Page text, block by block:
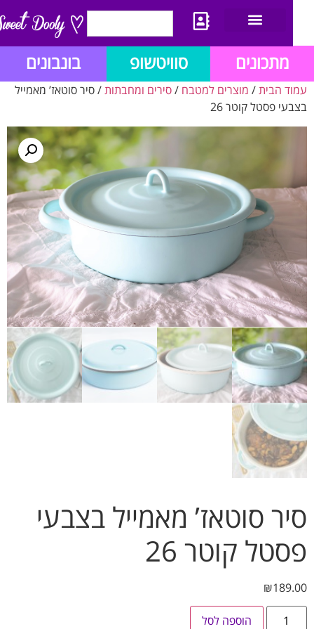
מתכונים סוויטשופ בונבונים
הבית/מוצרים למטבח/סירים ומחבתות/ סיר סוטאז’ מאמייל
פסטל קוטר 26
סוטאז’ מאמייל בצבעי
קוטר 26
₪
הוספה לסל